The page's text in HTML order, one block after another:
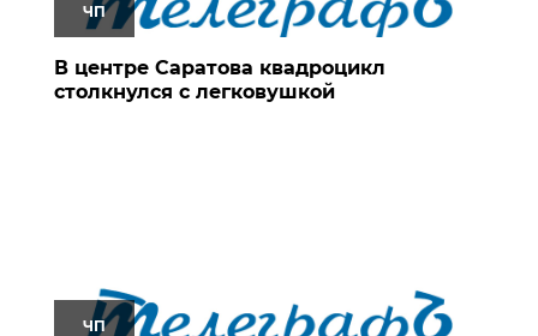
ЧП
В центре Саратова квадроцикл
столкнулся с легковушкой
ЧП